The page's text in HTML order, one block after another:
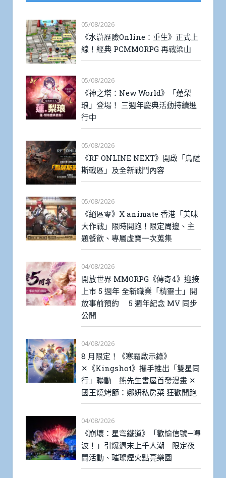
05/08/2026
《水滸歷險Online：重生》正式上
線！經典 PCMMORPG 再戰梁山
05/08/2026
《神之塔：New World》「蓮梨
琅」登場！ 三週年慶典活動持續進
行中
05/08/2026
《RF ONLINE NEXT》開啟「烏薩
斯戰區」及全新戰鬥內容
05/08/2026
《絕區零》X animate 香港「美味
大作戰」限時開跑！限定周邊、主
題餐飲、專屬虛寶一次蒐集
04/08/2026
開放世界 MMORPG《傳奇4》迎接
上市 5 週年 全新職業「精靈士」開
放事前預約 5 週年紀念 MV 同步
公開
04/08/2026
8 月限定！《寒霜啟示錄》
✕《Kingshot》攜手推出「雙星同
行」聯動 熊先生書屋首發漫畫 ✕
國王燒烤節：娜妍私房菜 狂歡開跑
04/08/2026
《崩壞：星穹鐵道》「歡愉信號—嗶
波！」引爆週末上千人潮 限定夜
間活動、璀璨煙火點亮樂園